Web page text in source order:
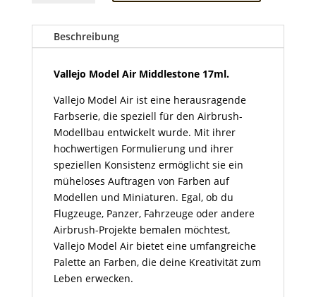
17mlBeschreibung
Vallejo Model Air Middlestone17ml.
Vallejo Model Air ist eine herausragende
Farbserie, die speziell für den Airbrush-
Modellbau entwickelt wurde. Mit ihrer
hochwertigen Formulierung und ihrer
speziellen Konsistenz ermöglicht sie ein
müheloses Auftragen von Farben auf
Modellen und Miniaturen. Egal, ob du
Flugzeuge, Panzer, Fahrzeuge oder andere
Airbrush-Projekte bemalen möchtest,
Vallejo Model Air bietet eine umfangreiche
Palette an Farben, die deine Kreativität zum
Leben erwecken.